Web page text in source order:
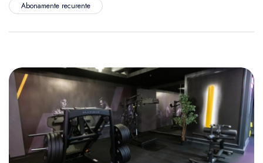
Abonamente recurente